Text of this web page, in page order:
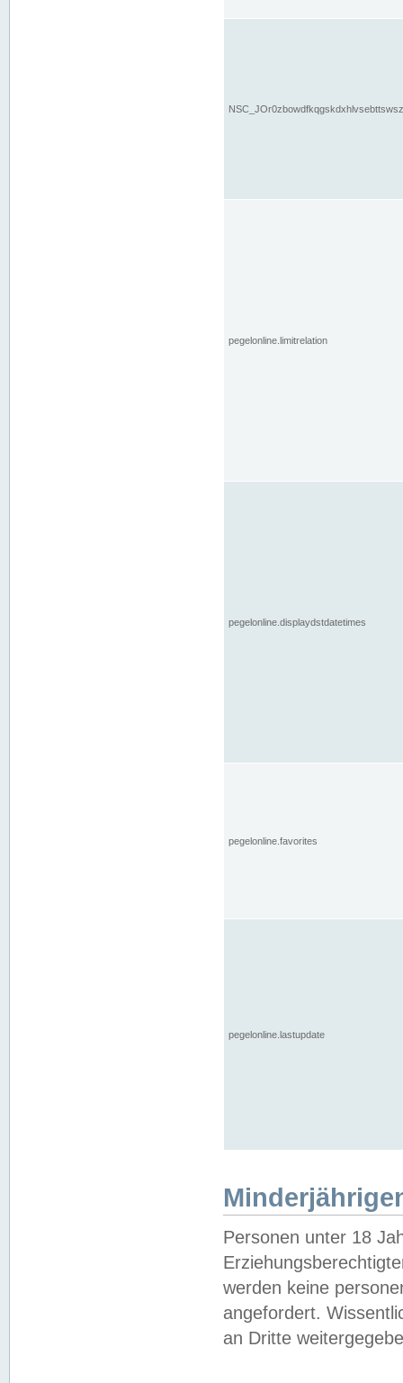
pegelonline.limitrelation
pegelonline.displaydstdatetimes
pegelonline.favorites
pegelonline.lastupdate
Personen unter 18
werden keine
angefordert.
an Dritte